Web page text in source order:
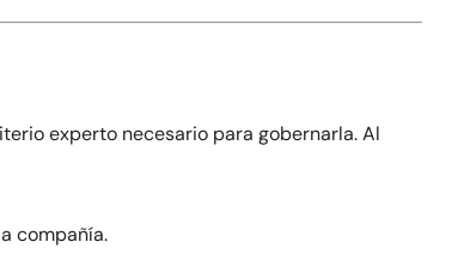
experto necesario para gobernarla. Al
compañía.